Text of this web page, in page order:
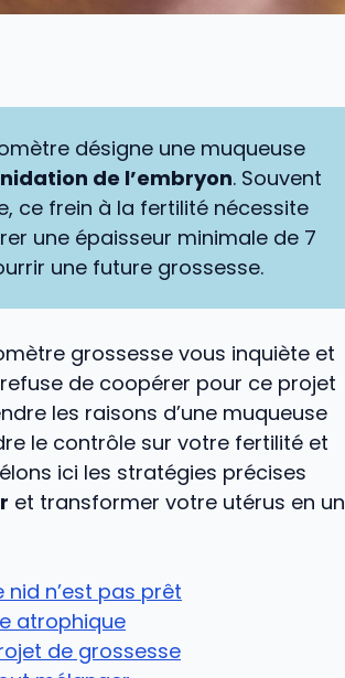
désigne une muqueuse
de l’embryon. Souvent
ce frein à la fertilité nécessite
une épaisseur minimale de 7
une future grossesse.
grossesse vous inquiète et
de coopérer pour ce projet
les raisons d’une muqueuse
le contrôle sur votre fertilité et
ici les stratégies précises
et transformer votre utérus en un
nid n’est pas prêt
atrophique
de grossesse